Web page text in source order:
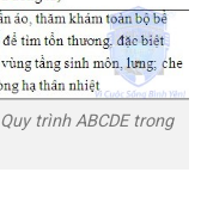
trình ABCDE trong